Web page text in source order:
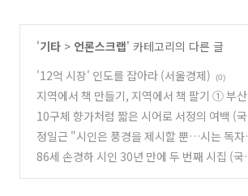
'기타 > 언론스크랩' 카테고리의 다른 글
'12억 시장' 인도를 잡아라 (서울경제)
(0)
지역에서 책 만들기, 지역에서 책 팔기 ① 부
판사 '산지니' 강수걸 대표 (전북일보)
(0)
10구체 향가처럼 짧은 시어로 서정의 여백 (
신문) (1)
정일근 "시인은 풍경을 제시할 뿐…시는 독자
완성하죠" (한국경제) (1)
86세 손경하 시인 30년 만에 두 번째 시집 (국